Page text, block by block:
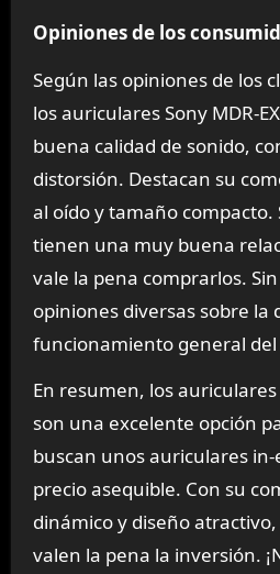
Opiniones de los
Según las opiniones de los
los auriculares Sony MDR-
buena calidad de sonido,
distorsión. Destacan su
al oído y tamaño compacto.
tienen una muy buena
vale la pena comprarlos.
opiniones diversas sobre la
funcionamiento general
En resumen, los auriculares
son una excelente opción
buscan unos auriculares
precio asequible. Con su
dinámico y diseño
valen la pena la inversión.